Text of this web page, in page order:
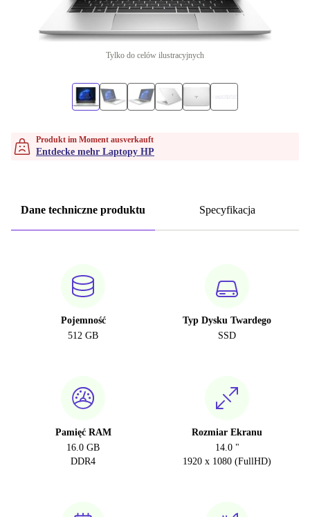
Tylko do celów ilustracyjnych
Produkt im Moment ausverkauft
Entdecke mehr Laptopy HP
Dane techniczne produktu Specyfikacja
Pojemność
512 GB
Typ Dysku Twardego
SSD
Pamięć RAM
16.0 GB
DDR4
Rozmiar Ekranu
14.0 "
1920 x 1080 (FullHD)